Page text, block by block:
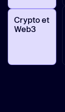
Crypto et
Web3